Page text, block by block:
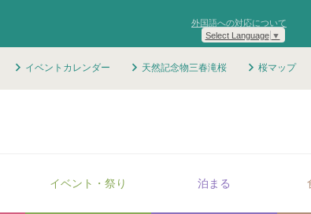
外国語への対応について
Select Language ▼
イベントカレンダー 天然記念物三春滝桜 桜マップ
イベント・祭り 泊まる